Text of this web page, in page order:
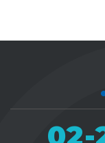
02-